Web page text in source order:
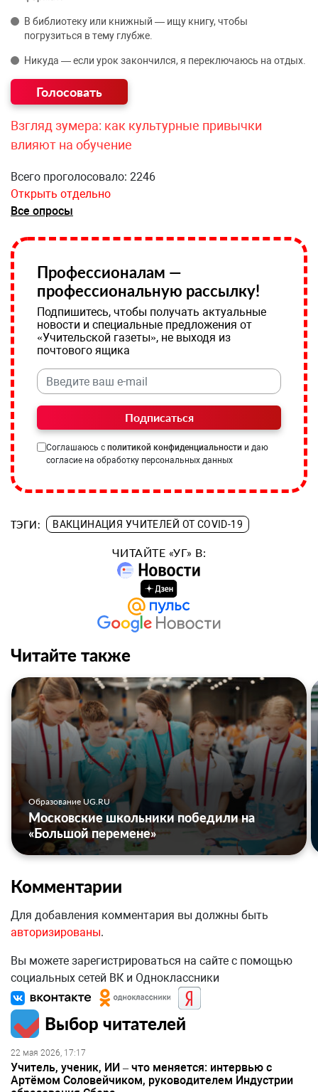
В библиотеку или книжный — ищу книгу, чтобы
погрузиться в тему глубже.
Никуда — если урок закончился, я переключаюсь на отдых.
Взгляд зумера: как культурные привычки
влияют на обучение
Всего проголосовало: 2246
Открыть отдельно
Все опросы
Профессионалам —
профессиональную рассылку!
Подпишитесь, чтобы получать актуальные
новости и специальные предложения от
«Учительской газеты», не выходя из
почтового ящика
Подписаться
Соглашаюсь с политикой конфиденциальности и даю
согласие на обработку персональных данных
ТЭГИ: ВАКЦИНАЦИЯ УЧИТЕЛЕЙ ОТ COVID-19
ЧИТАЙТЕ «УГ» В:
Читайте также
Образование UG.RU
Московские школьники победили на
«Большой перемене»
Комментарии
Для добавления комментария вы должны быть
авторизированы.
Вы можете зарегистрироваться на сайте с помощью
социальных сетей ВК и Одноклассники
Выбор читателей
22 мая 2026, 17:17
Учитель, ученик, ИИ – что меняется: интервью с
Артёмом Соловейчиком, руководителем Индустрии